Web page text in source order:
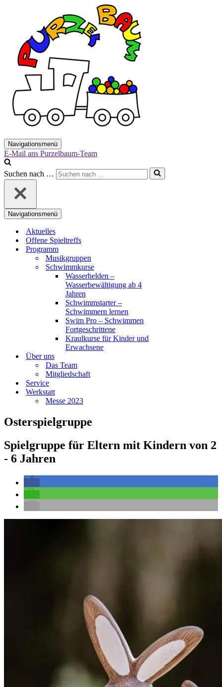
Navigationsmenü
E-Mail ans Purzelbaum-Team
Suchen nach …
Navigationsmenü
Aktuelles
Offene Spieltreffs
Programm
Musikgruppen
Schwimmkurse
Wasserhelden –
Wasserbewältigung ab 4
Jahren
Schwimmstarter –
Schwimmern lernen
Swim Pro – Schwimmen
Fortgeschrittene
Kraulkurse für Kinder und
Erwachsene
Über uns
Das Team
Mitgliedschaft
Service
Werkstatt
Messe 2023
Osterspielgruppe
Spielgruppe für Eltern mit Kindern von 2
- 6 Jahren